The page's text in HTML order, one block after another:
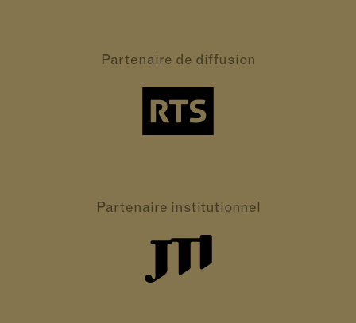
Partenaire de diffusion
Partenaire institutionnel